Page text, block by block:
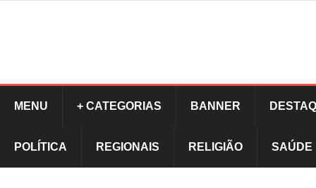
MENU + CATEGORIAS BANNER
POLÍTICA REGIONAIS RELIGIÃO SAÚDE